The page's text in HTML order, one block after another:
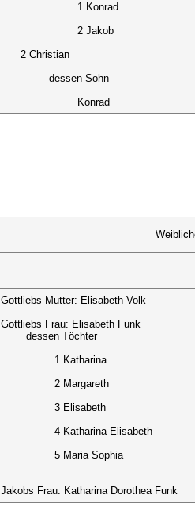
1 Konrad
2 Jakob
2 Christian
dessen Sohn
Konrad
Gottliebs Mutter: Elisabeth Volk
Gottliebs Frau: Elisabeth Funk
dessen Töchter
1 Katharina
2 Margareth
3 Elisabeth
4 Katharina Elisabeth
5 Maria Sophia
Jakobs Frau: Katharina Dorothea Funk